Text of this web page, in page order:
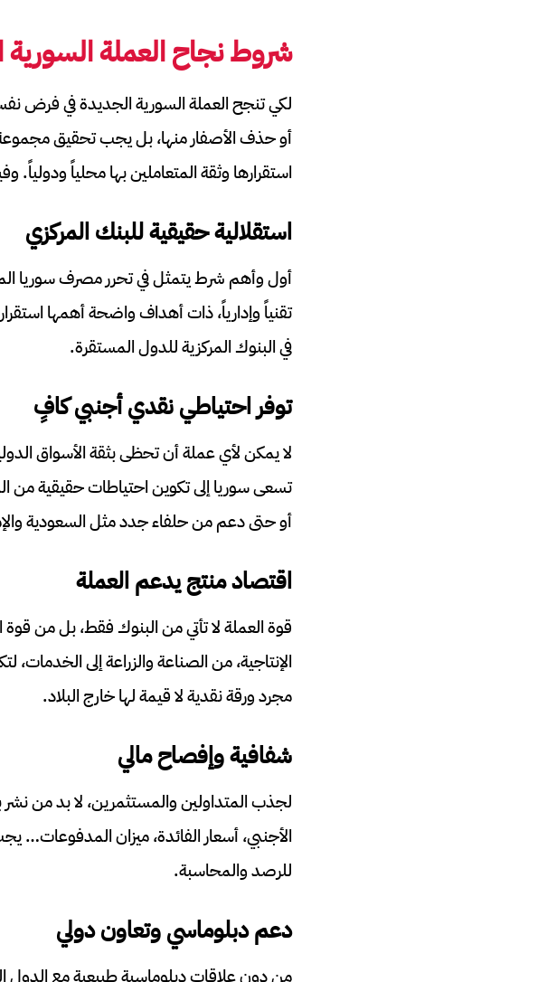
شروط نجاح العملة
لكي تنجح العملة السورية الجديدة في فرض
أو حذف الأصفار منها، بل يجب تحقيق
استقرارها وثقة المتعاملين بها محلياً ودولياً.
استقلالية حقيقية للبنك المركزي
أول وأهم شرط يتمثل في تحرر مصرف سوريا
تقنياً وإدارياً، ذات أهداف واضحة أهمها
في البنوك المركزية للدول المستقرة.
توفر احتياطي نقدي أجنبي كافٍ
لا يمكن لأي عملة أن تحظى بثقة الأسواق
تسعى سوريا إلى تكوين احتياطات حقيقية من
أو حتى دعم من حلفاء جدد مثل السعودية
اقتصاد منتج يدعم العملة
قوة العملة لا تأتي من البنوك فقط، بل من
الإنتاجية، من الصناعة والزراعة إلى
مجرد ورقة نقدية لا قيمة لها خارج البلاد.
شفافية وإفصاح مالي
لجذب المتداولين والمستثمرين، لا بد من
الأجنبي، أسعار الفائدة، ميزان المدفوعات…
للرصد والمحاسبة.
دعم دبلوماسي وتعاون دولي
من دون علاقات دبلوماسية طبيعية مع الدول